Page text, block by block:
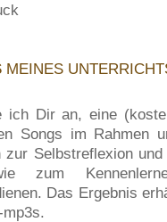
MEINES
ich Dir an, eine
Songs im Rahmen
zur Selbstreflexion
zum
Das Ergebnis